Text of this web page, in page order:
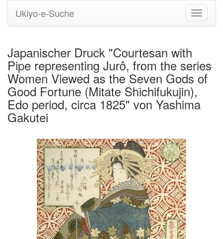
Ukiyo-e-Suche
Japanischer Druck "Courtesan with
Pipe representing Jurô, from the series
Women Viewed as the Seven Gods of
Good Fortune (Mitate Shichifukujin),
Edo period, circa 1825" von Yashima
Gakutei